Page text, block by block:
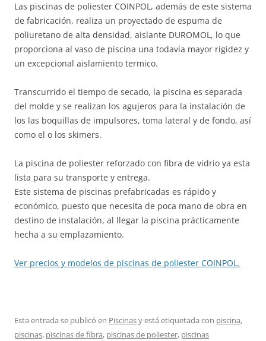
Las piscinas de poliester COINPOL, además de este sistema
de fabricación, realiza un proyectado de espuma de
poliuretano de alta densidad, aislante DUROMOL, lo que
proporciona al vaso de piscina una todavía mayor rigidez y
un excepcional aislamiento termico.
Transcurrido el tiempo de secado, la piscina es separada
del molde y se realizan los agujeros para la instalación de
los las boquillas de impulsores, toma lateral y de fondo, así
como el o los skimers.
La piscina de poliester reforzado con fibra de vidrio ya esta
lista para su transporte y entrega.
Este sistema de piscinas prefabricadas es rápido y
económico, puesto que necesita de poca mano de obra en
destino de instalación, al llegar la piscina prácticamente
hecha a su emplazamiento.
Ver precios y modelos de piscinas de poliester COINPOL.
Esta entrada se publicó en Piscinasy está etiquetada con piscina,
piscinas, piscinas de fibra, piscinas de poliester, piscinas